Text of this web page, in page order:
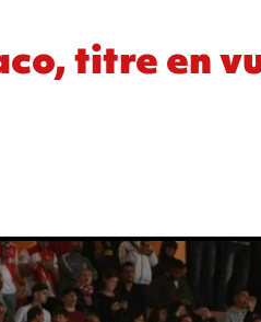
titre en